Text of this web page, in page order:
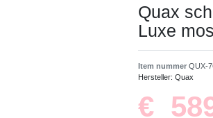
Quax
Luxe
Item nummer QUX-
Hersteller: Quax
€